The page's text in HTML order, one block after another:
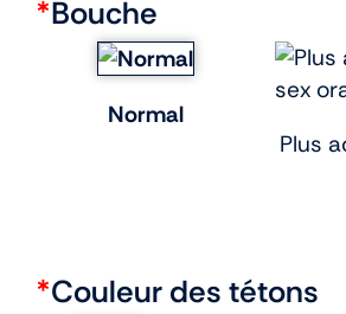
*Bouche
Normal
Plus
*Couleur des tétons